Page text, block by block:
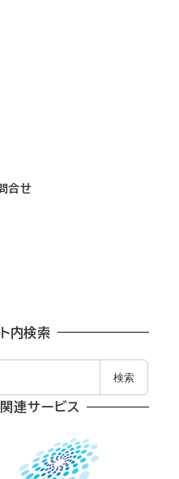
合せ
内検索
検索
連サービス